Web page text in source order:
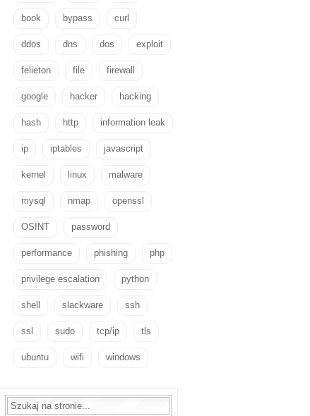
book bypass curl
ddos dns dos exploit
felieton file firewall
google hacker hacking
hash http information leak
ip iptables javascript
kernel linux malware
mysql nmap openssl
OSINT password
performance phishing php
privilege escalation python
shell slackware ssh
ssl sudo tcp/ip tls
ubuntu wifi windows